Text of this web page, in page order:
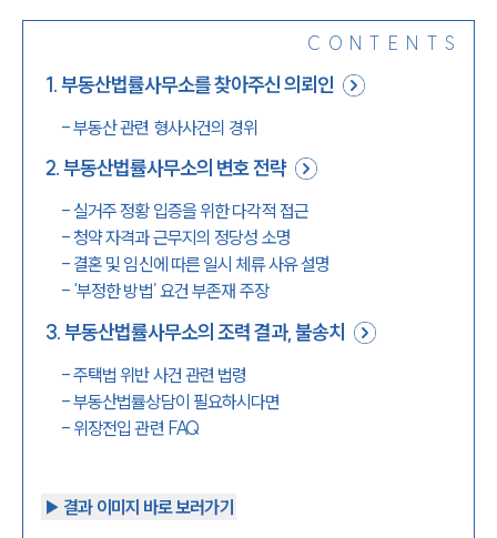
CONTENTS
1.부동산법률사무소를 찾아주신 의뢰인
-부동산 관련 형사사건의 경위
2.부동산법률사무소의 변호 전략
-실거주 정황 입증을 위한 다각적 접근
-청약 자격과 근무지의 정당성 소명
- 결혼 및 임신에 따른 일시 체류 사유 설명
- ‘부정한 방법’ 요건 부존재 주장
3.부동산법률사무소의 조력 결과, 불송치
-주택법 위반 사건 관련 법령
-부동산법률상담이 필요하시다면
- 위장전입 관련 FAQ
▶︎ 결과 이미지 바로 보러가기